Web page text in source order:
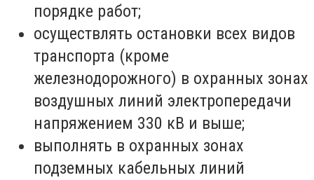
порядке работ;
осуществлять остановки всех видов
транспорта (кроме
железнодорожного) в охранных зонах
воздушных линий электропередачи
напряжением 330 кВ и выше;
выполнять в охранных зонах
подземных кабельных линий